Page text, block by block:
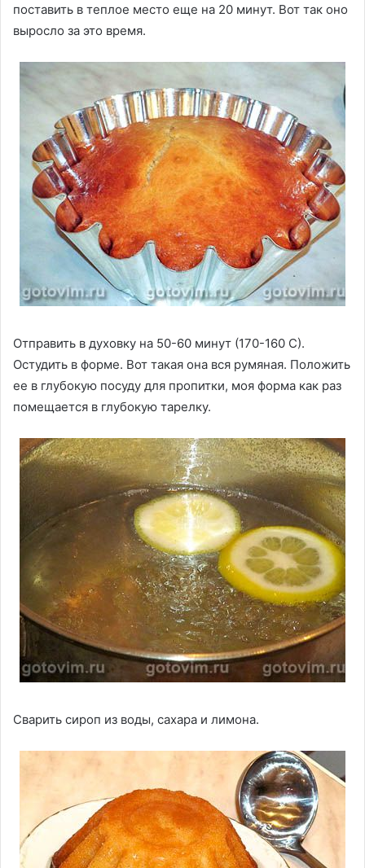
поставить в теплое место еще на 20 минут. Вот так оно
выросло за это время.
Отправить в духовку на 50-60 минут (170-160 С).
Остудить в форме. Вот такая она вся румяная. Положить
ее в глубокую посуду для пропитки, моя форма как раз
помещается в глубокую тарелку.
Сварить сироп из воды, сахара и лимона.